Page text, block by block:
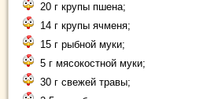
20 г крупы пшена;
14 г крупы ячменя;
15 г рыбной муки;
5 г мясокостной муки;
30 г свежей травы;